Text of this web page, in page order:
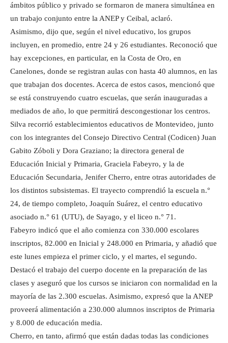
ámbitos público y privado se formaron de manera simultánea en
un trabajo conjunto entre la ANEP y Ceibal, aclaró.
Asimismo, dijo que, según el nivel educativo, los grupos
incluyen, en promedio, entre 24 y 26 estudiantes. Reconoció que
hay excepciones, en particular, en la Costa de Oro, en
Canelones, donde se registran aulas con hasta 40 alumnos, en las
que trabajan dos docentes. Acerca de estos casos, mencionó que
se está construyendo cuatro escuelas, que serán inauguradas a
mediados de año, lo que permitirá descongestionar los centros.
Silva recorrió establecimientos educativos de Montevideo, junto
con los integrantes del Consejo Directivo Central (Codicen) Juan
Gabito Zóboli y Dora Graziano; la directora general de
Educación Inicial y Primaria, Graciela Fabeyro, y la de
Educación Secundaria, Jenifer Cherro, entre otras autoridades de
los distintos subsistemas. El trayecto comprendió la escuela n.°
24, de tiempo completo, Joaquín Suárez, el centro educativo
asociado n.° 61 (UTU), de Sayago, y el liceo n.° 71.
Fabeyro indicó que el año comienza con 330.000 escolares
inscriptos, 82.000 en Inicial y 248.000 en Primaria, y añadió que
este lunes empieza el primer ciclo, y el martes, el segundo.
Destacó el trabajo del cuerpo docente en la preparación de las
clases y aseguró que los cursos se iniciaron con normalidad en la
mayoría de las 2.300 escuelas. Asimismo, expresó que la ANEP
proveerá alimentación a 230.000 alumnos inscriptos de Primaria
y 8.000 de educación media.
Cherro, en tanto, afirmó que están dadas todas las condiciones